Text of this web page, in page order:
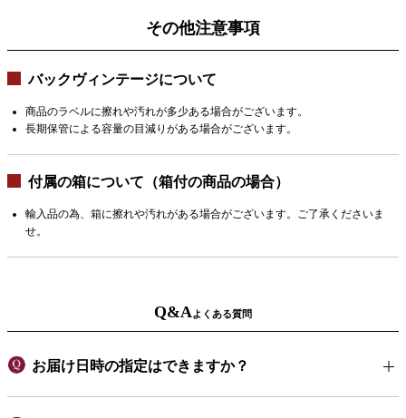
その他注意事項
バックヴィンテージについて
商品のラベルに擦れや汚れが多少ある場合がございます。
長期保管による容量の目減りがある場合がございます。
付属の箱について（箱付の商品の場合）
輸入品の為、箱に擦れや汚れがある場合がございます。ご了承くださいま
せ。
Q&Aよくある質問
お届け日時の指定はできますか？